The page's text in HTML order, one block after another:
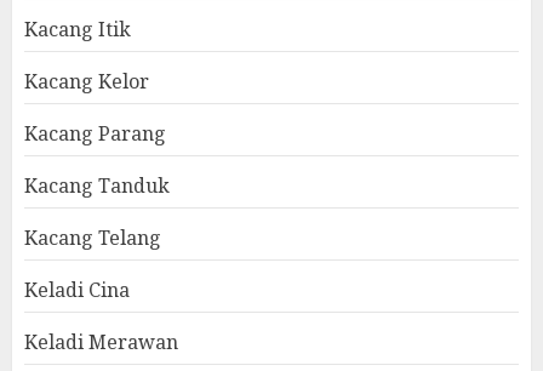
Kacang Itik
Kacang Kelor
Kacang Parang
Kacang Tanduk
Kacang Telang
Keladi Cina
Keladi Merawan